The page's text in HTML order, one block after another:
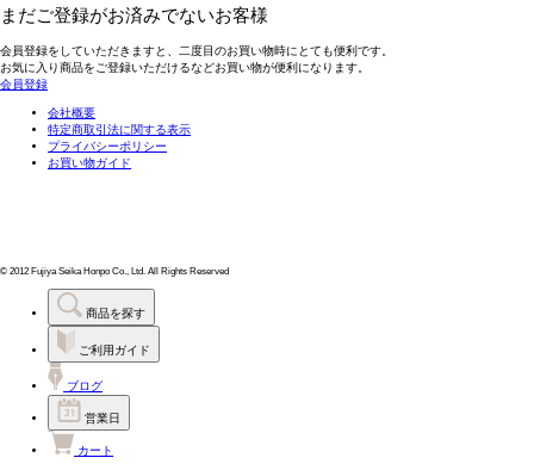
まだご登録がお済みでないお客様
会員登録をしていただきますと、二度目のお買い物時にとても便利です。
お気に入り商品をご登録いただけるなどお買い物が便利になります。
会員登録
会社概要
特定商取引法に関する表示
プライバシーポリシー
お買い物ガイド
© 2012 Fujiya Seika Honpo Co., Ltd. All Rights Reserved
商品を探す
ご利用ガイド
ブログ
営業日
カート